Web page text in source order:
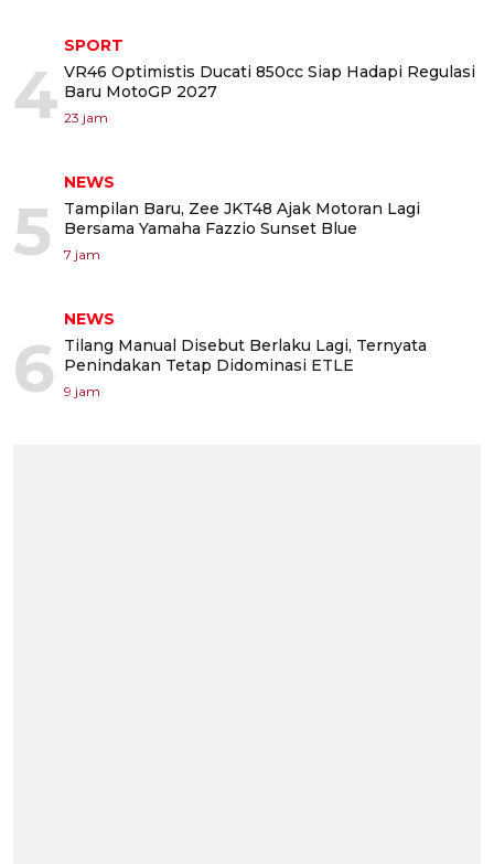
4
SPORT
VR46 Optimistis Ducati 850cc Siap Hadapi Regulasi
Baru MotoGP 2027
23 jam
5
NEWS
Tampilan Baru, Zee JKT48 Ajak Motoran Lagi
Bersama Yamaha Fazzio Sunset Blue
7 jam
6
NEWS
Tilang Manual Disebut Berlaku Lagi, Ternyata
Penindakan Tetap Didominasi ETLE
9 jam